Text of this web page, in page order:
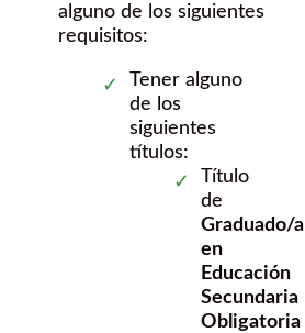
alguno de los siguientes
requisitos:
Tener alguno
de los
siguientes
títulos:
Título
de
Graduado/a
en
Educación
Secundaria
Obligatoria